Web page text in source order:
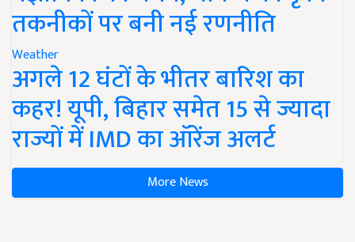
तकनीकों पर बनी नई रणनीति
Weather
अगले 12 घंटों के भीतर बारिश का
कहर! यूपी, बिहार समेत 15 से ज्यादा
राज्यों में IMD का ऑरेंज अलर्ट
More News